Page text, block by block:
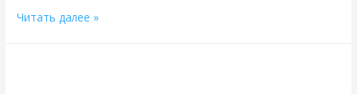
Танцуем,
Читать далее »